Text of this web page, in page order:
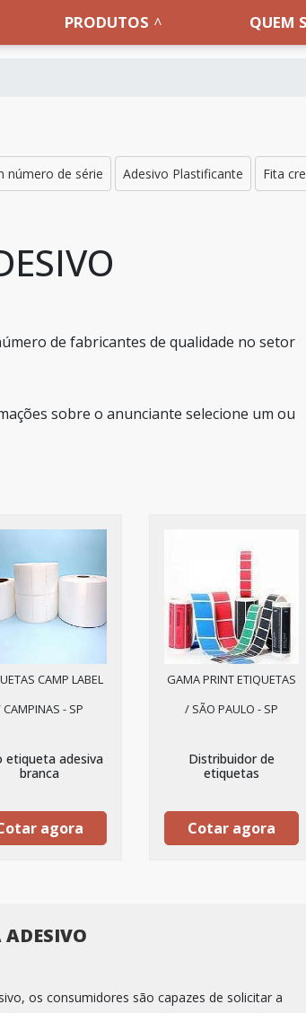
PRODUTOS QUEM
número de série Adesivo Plastificante Fita
de fabricantes de qualidade no setor
sobre o anunciante selecione um ou
CAMP LABEL
- SP
etiqueta adesiva
branca
agora
GAMA PRINT ETIQUETAS
/ SÃO PAULO - SP
Distribuidor de
etiquetas
Cotar agora
ADESIVO
os consumidores são capazes de solicitar a